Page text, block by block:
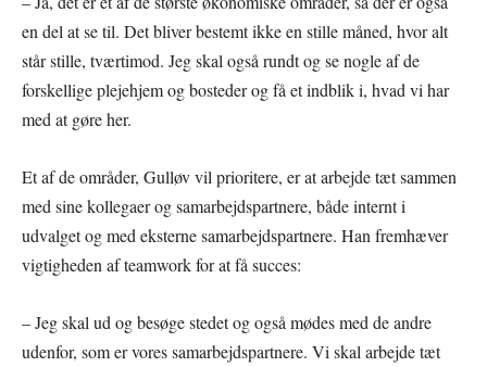
en del at se til. Det bliver bestemt ikke en stille måned, hvor alt
står stille, tværtimod. Jeg skal også rundt og se nogle af de
forskellige plejehjem og bosteder og få et indblik i, hvad vi har
med at gøre her.
Et af de områder, Gulløv vil prioritere, er at arbejde tæt sammen
med sine kollegaer og samarbejdspartnere, både internt i
udvalget og med eksterne samarbejdspartnere. Han fremhæver
vigtigheden af teamwork for at få succes:
– Jeg skal ud og besøge stedet og også mødes med de andre
udenfor, som er vores samarbejdspartnere. Vi skal arbejde tæt